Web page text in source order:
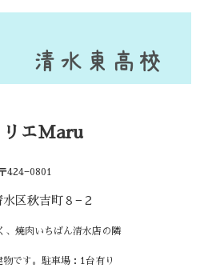
リエMaru
424−0801
区秋吉町８−２
、焼肉いちばん清水店の隣
物です。駐車場：1台有り